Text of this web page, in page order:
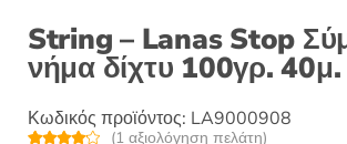
String – Lanas Stop
νήμα δίχτυ 100γρ. 40μ.
Κωδικός προϊόντος: LA9000908
(1 αξιολόγηση πελάτη)